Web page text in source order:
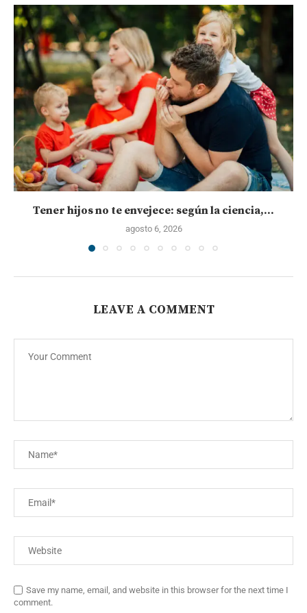
Tener hijos no te envejece: según la ciencia,...
agosto 6, 2026
LEAVE A COMMENT
Save my name, email, and website in this browser for the next time I
comment.